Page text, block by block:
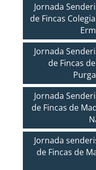
Jornada
de Fincas
Jornada
de Fincas
Jornada
de Fincas de
Jornada
de Fincas de